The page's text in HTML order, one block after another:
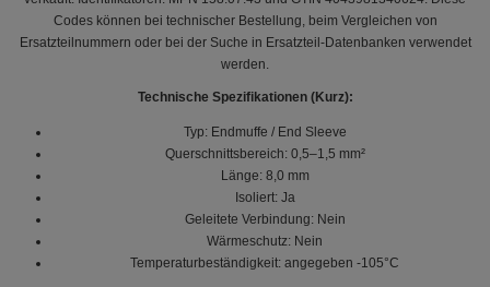
Codes können bei technischer Bestellung, beim Vergleichen von
Ersatzteilnummern oder bei der Suche in Ersatzteil-Datenbanken verwendet
werden.
Technische Spezifikationen (Kurz):
Typ: Endmuffe / End Sleeve
Querschnittsbereich: 0,5–1,5 mm²
Länge: 8,0 mm
Isoliert: Ja
Geleitete Verbindung: Nein
Wärmeschutz: Nein
Temperaturbeständigkeit: angegeben -105°C